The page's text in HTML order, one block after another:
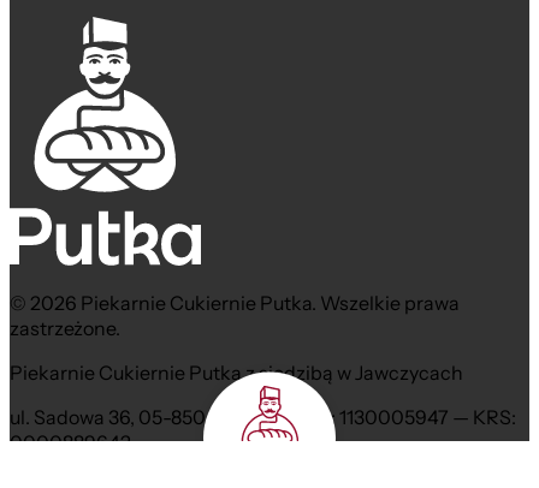
© 2026 Piekarnie Cukiernie Putka. Wszelkie prawa
zastrzeżone.
Piekarnie Cukiernie Putka z siedzibą w Jawczycach
ul. Sadowa 36, 05-850 Jawczyce NIP: 1130005947 — KRS:
0000889642